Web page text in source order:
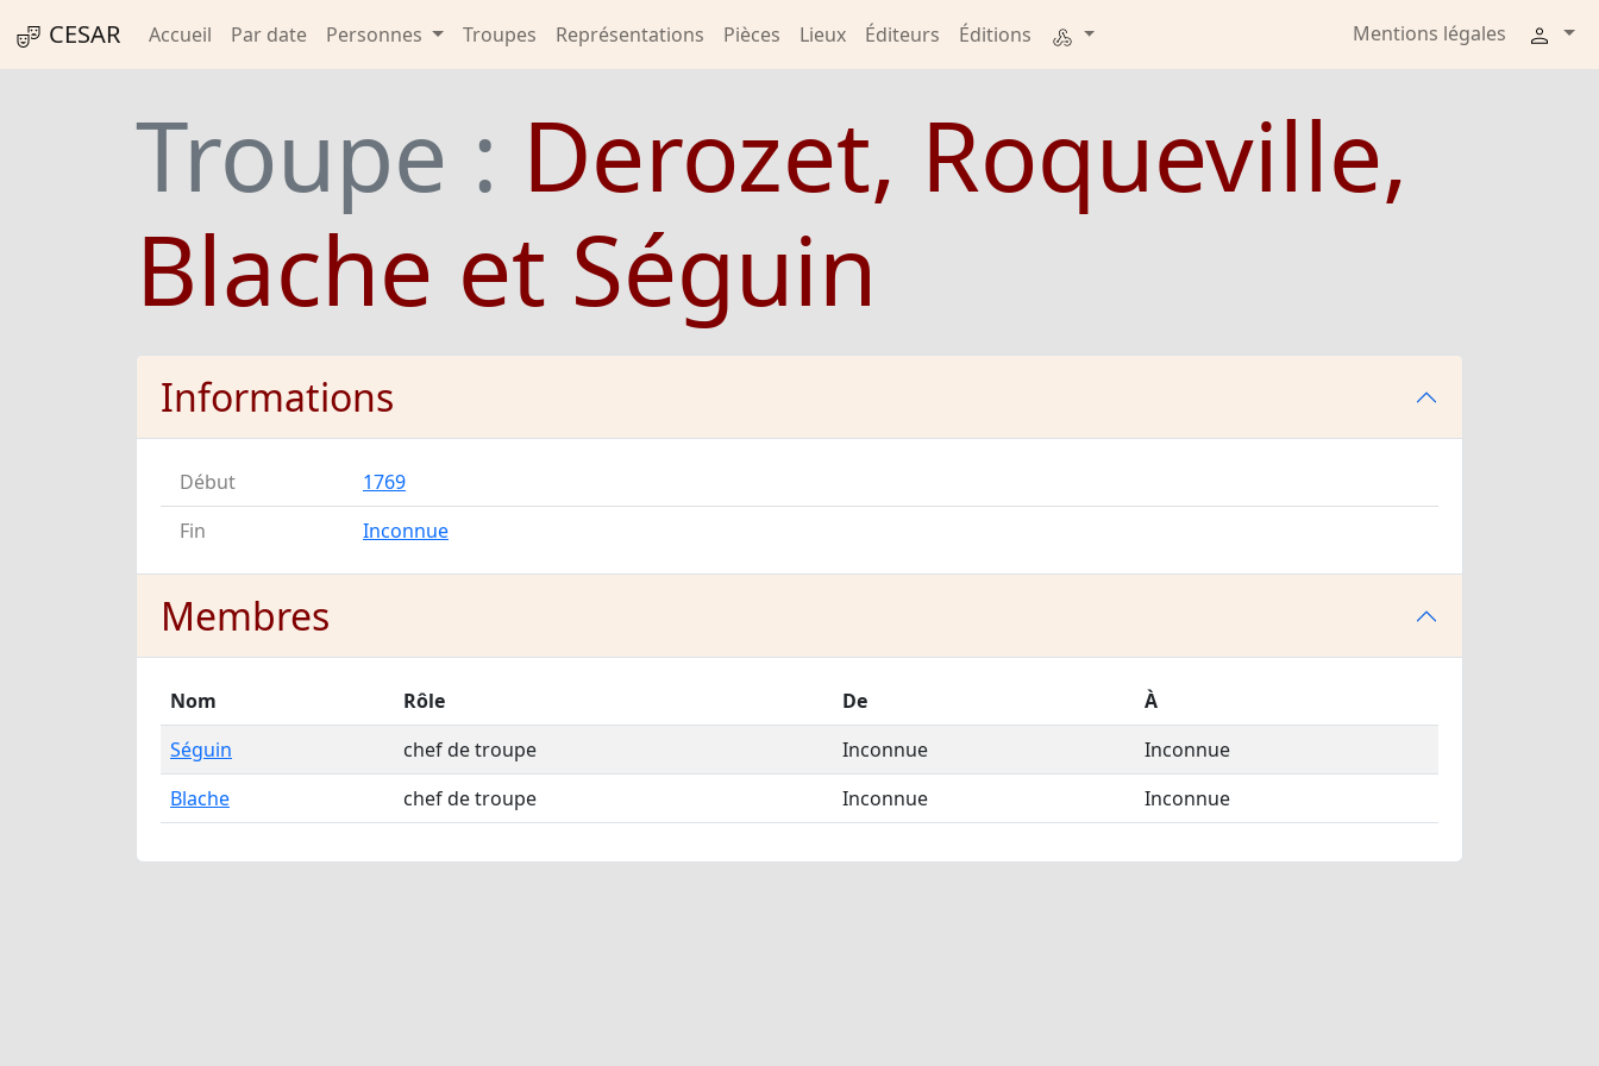
CESAR Accueil Par date Personnes Troupes Représentations Pièces Lieux Éditeurs Éditions Mentions légales
Troupe : Derozet, Roqueville,
Blache et Séguin
Informations
Début
1769
Fin
Inconnue
Membres
Nom Rôle De
À
Séguin
chef de troupe Inconnue
Inconnue
Blache
chef de troupe Inconnue Inconnue